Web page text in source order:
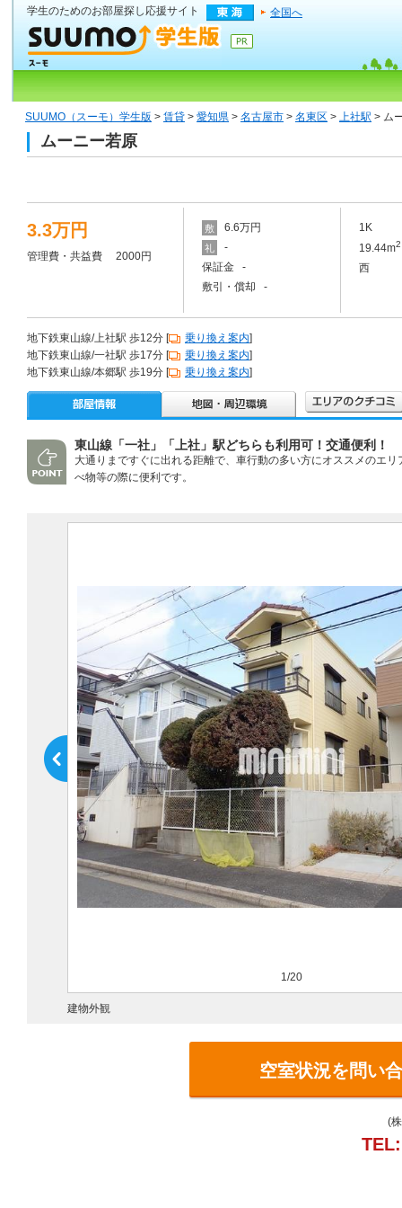
学生のためのお部屋探し応援サイト 全国へ
SUUMO（スーモ）学生版 > 賃貸 > 愛知県 > 名古屋市 > 名東区 > 上社駅 > ム
ムーニー若原
3.3万円
管理費・共益費 2000円
敷 6.6万円
礼
-
保証金 -
敷引・償却 -
1K
19.44m2
西
地下鉄東山線/上社駅 歩12分 [ 乗り換え案内]
地下鉄東山線/一社駅 歩17分 [
乗り換え案内]
地下鉄東山線/本郷駅 歩19分 [
乗り換え案内]
東山線「一社」「上社」駅どちらも利用可！交通便利！
大通りまですぐに出れる距離で、車行動の多い方にオススメのエ
べ物等の際に便利です。
1/20
建物外観
空室状況を問い
(